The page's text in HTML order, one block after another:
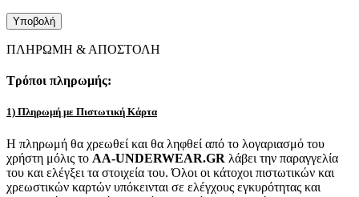
ΠΛΗΡΩΜΗ & ΑΠΟΣΤΟΛΗ
Τρόποι πληρωμής:
1) Πληρωμή με Πιστωτική Κάρτα
Η πληρωμή θα χρεωθεί και θα ληφθεί από το λογαριασμό του
χρήστη μόλις το AA-UNDERWEAR.GR λάβει την παραγγελία
του και ελέγξει τα στοιχεία του. Όλοι οι κάτοχοι πιστωτικών και
χρεωστικών καρτών υπόκεινται σε ελέγχους εγκυρότητας και